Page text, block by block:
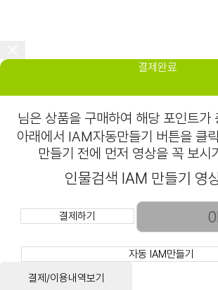
결제완료
님은 상품을 구매하여 해당 포인트가
아래에서 IAM자동만들기 버튼을 클
만들기 전에 먼저 영상을 꼭 보시
인물검색 IAM 만들기 영
결제하기
자동 IAM만들기
결제/이용내역보기